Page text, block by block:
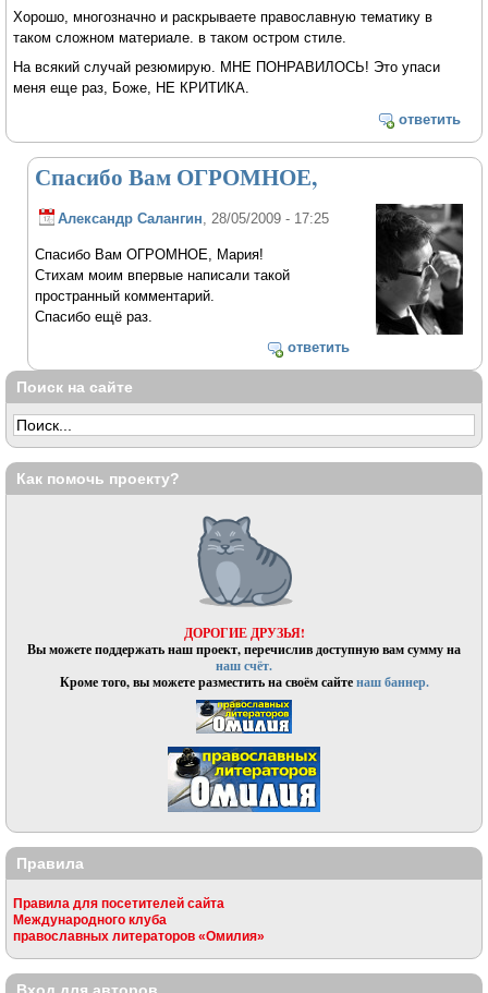
Хорошо, многозначно и раскрываете православную тематику в
таком сложном материале. в таком остром стиле.
На всякий случай резюмирую. МНЕ ПОНРАВИЛОСЬ! Это упаси
меня еще раз, Боже, НЕ КРИТИКА.
ответить
Спасибо Вам ОГРОМНОЕ,
Александр Салангин , 28/05/2009 - 17:25
Спасибо Вам ОГРОМНОЕ, Мария!
Стихам моим впервые написали такой
пространный комментарий.
Спасибо ещё раз.
ответить
Поиск на сайте
Как помочь проекту?
ДОРОГИЕ ДРУЗЬЯ!
Вы можете поддержать наш проект, перечислив доступную вам сумму на
наш счёт.
Кроме того, вы можете разместить на своём сайтенаш баннер.
Правила
Правила для посетителей сайта
Международного клуба
православных литераторов «Омилия»